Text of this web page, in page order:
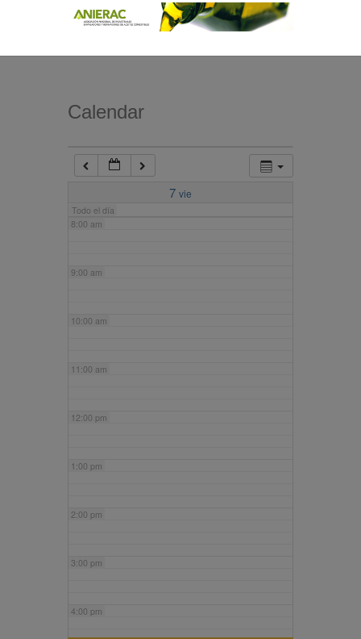
Calendar
7 vie
Todo el día
7:00 am
8:00 am
9:00 am
10:00 am
11:00 am
12:00 pm
1:00 pm
2:00 pm
3:00 pm
4:00 pm